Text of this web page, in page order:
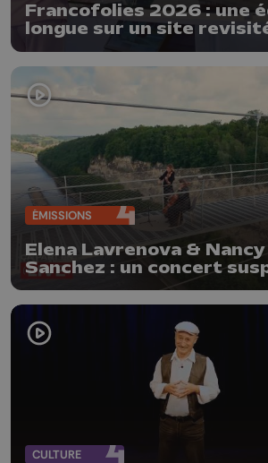
Francofolies 2026 : une
longue sur un site
ÉMISSIONS
Elena Lavrenova &
Sanchez : un concert
Fort d'Eben-Emael
CULTURE